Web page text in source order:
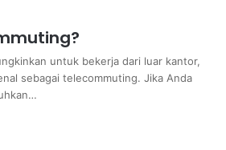
untuk bekerja dari luar kantor,
sebagai telecommuting. Jika Anda